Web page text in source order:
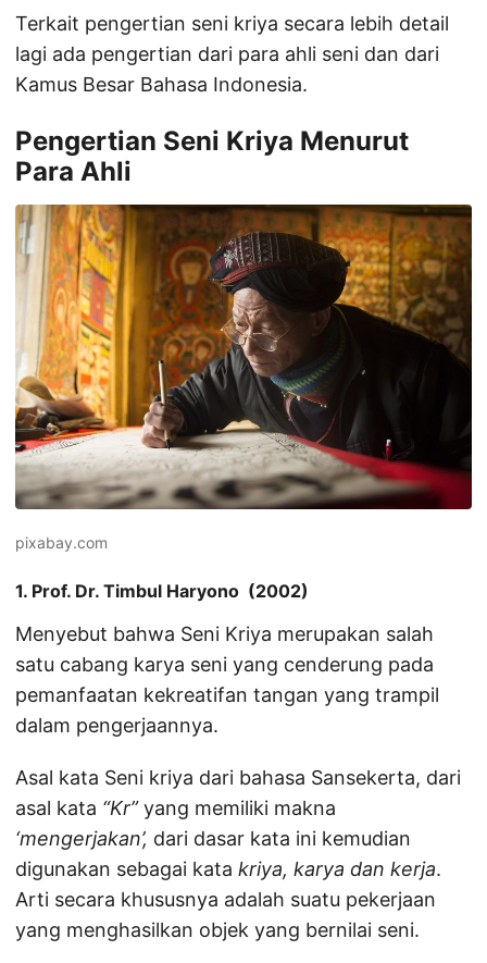
Terkait pengertian seni kriya secara lebih detail
lagi ada pengertian dari para ahli seni dan dari
Kamus Besar Bahasa Indonesia.
Pengertian Seni Kriya Menurut
Para Ahli
pixabay.com
1. Prof. Dr. Timbul Haryono (2002)
Menyebut bahwa Seni Kriya merupakan salah
satu cabang karya seni yang cenderung pada
pemanfaatan kekreatifan tangan yang trampil
dalam pengerjaannya.
Asal kata Seni kriya dari bahasa Sansekerta, dari
asal kata “Kr”yang memiliki makna
‘mengerjakan’, dari dasar kata ini kemudian
digunakan sebagai kata kriya, karya dan kerja.
Arti secara khususnya adalah suatu pekerjaan
yang menghasilkan objek yang bernilai seni.